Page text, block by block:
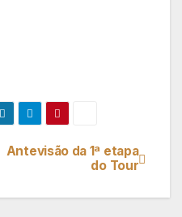
Antevisão da 1ª etapa
do Tour